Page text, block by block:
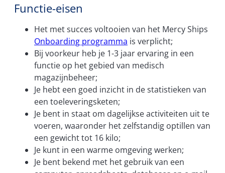
Functie-eisen
Het met succes voltooien van het Mercy Ships
Onboarding programma is verplicht;
Bij voorkeur heb je 1-3 jaar ervaring in een
functie op het gebied van medisch
magazijnbeheer;
Je hebt een goed inzicht in de statistieken van
een toeleveringsketen;
Je bent in staat om dagelijkse activiteiten uit te
voeren, waaronder het zelfstandig optillen van
een gewicht tot 16 kilo;
Je kunt in een warme omgeving werken;
Je bent bekend met het gebruik van een